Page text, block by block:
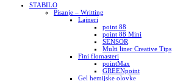
STABILO
Pisanje – Writting
Lajneri
point 88
point 88 Mini
SENSOR
Multi liner Creative Tips
Fini flomasteri
pointMax
GREENpoint
Gel hemijske olovke